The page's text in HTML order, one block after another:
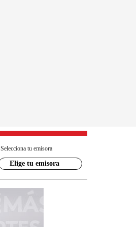
Selecciona tu emisora
Elige tu emisora